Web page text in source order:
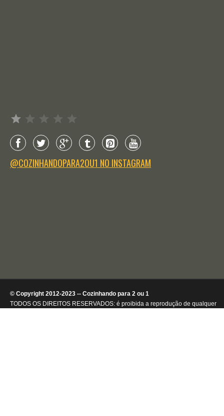
@COZINHANDOPARA2OU1 NO INSTAGRAM
© Copyright 2012-2023 -- Cozinhando para 2 ou 1
TODOS OS DIREITOS RESERVADOS: é proibida a reprodução de qualquer